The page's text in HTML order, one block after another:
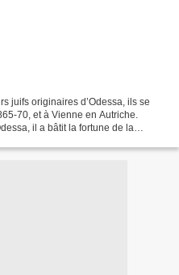
juifs originaires d’Odessa, ils se
70, et à Vienne en Autriche.
il a bâtit la fortune de la